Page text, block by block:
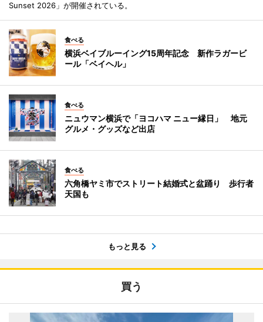
Sunset 2026」が開催されている。
食べる
横浜ベイブルーイング15周年記念 新作ラガービ
ール「ベイヘル」
食べる
ニュウマン横浜で「ヨコハマ ニュー縁日」 地元
グルメ・グッズなど出店
食べる
六角橋ヤミ市でストリート結婚式と盆踊り 歩行者
天国も
もっと見る
買う